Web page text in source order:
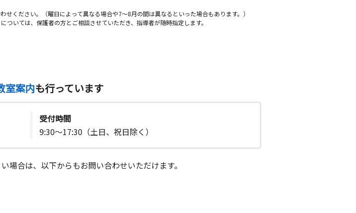
ください。（曜日によって異なる場合や7～8月の間は異なるといった場合もあります。）
いては、保護者の方とご相談させていただき、指導者が随時指定します。
室案内も行っています
受付時間
9:30～17:30（土日、祝日除く）
場合は、以下からもお問い合わせいただけます。